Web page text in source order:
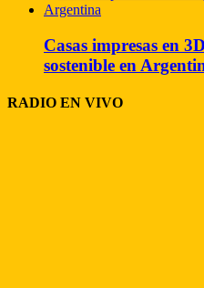
Casas impresas en
sostenible en
RADIO EN VIVO